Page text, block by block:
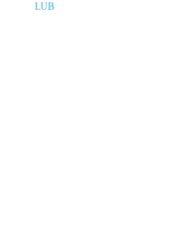
LUB